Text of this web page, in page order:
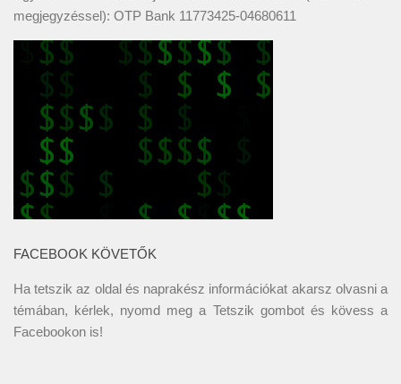
megjegyzéssel): OTP Bank 11773425-04680611
FACEBOOK KÖVETŐK
Ha tetszik az oldal és naprakész információkat akarsz olvasni a
témában, kérlek, nyomd meg a Tetszik gombot és kövess a
Facebookon is!